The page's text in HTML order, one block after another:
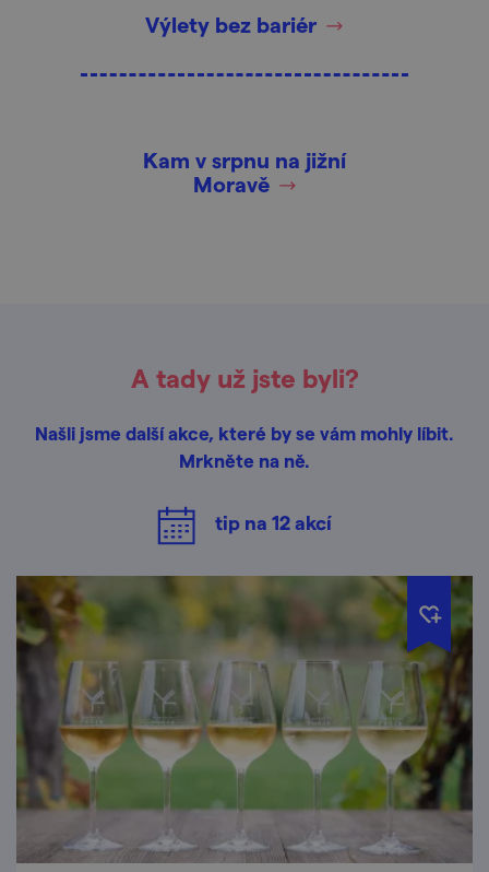
Výlety bez bariér
Kam v srpnu na jižní
Moravě
A tady už jste byli?
Našli jsme další akce, které by se vám mohly líbit.
Mrkněte na ně.
tip na 12akcí